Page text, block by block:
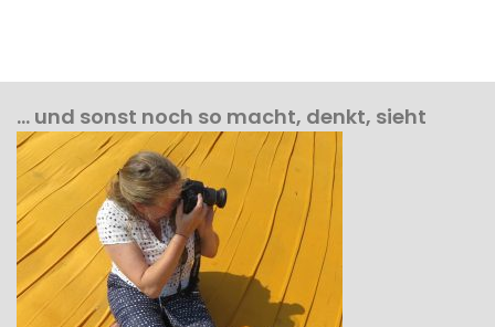
… und sonst noch so macht, denkt, sieht